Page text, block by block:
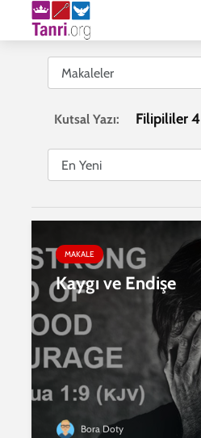
Kutsal Yazı: Filipililer 4
MAKALE
Kaygı ve Endişe
Bora Doty